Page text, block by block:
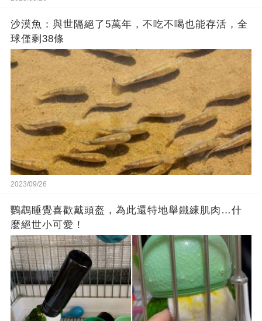
沙漠魚：與世隔絕了5萬年，不吃不喝也能存活，全
球僅剩38條
2023/09/26
鸚鵡睡覺喜歡戴頭盔，為此還特地舉鐵練肌肉…什
麼絕世小可愛！